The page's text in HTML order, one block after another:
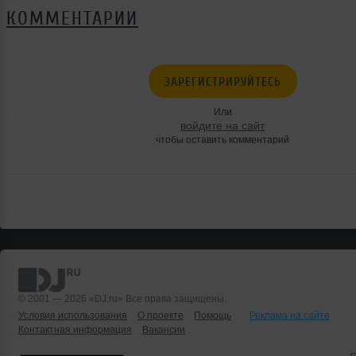
КОММЕНТАРИИ
ЗАРЕГИСТРИРУЙТЕСЬ
Или
войдите на сайт
чтобы оставить комментарий
© 2001 — 2026 «DJ.ru» Все права защищены.
Условия использования
О проекте Помощь
Реклама на сайте
Контактная информация
Вакансии